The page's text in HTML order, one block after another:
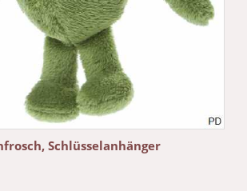
Schlüsselanhänger